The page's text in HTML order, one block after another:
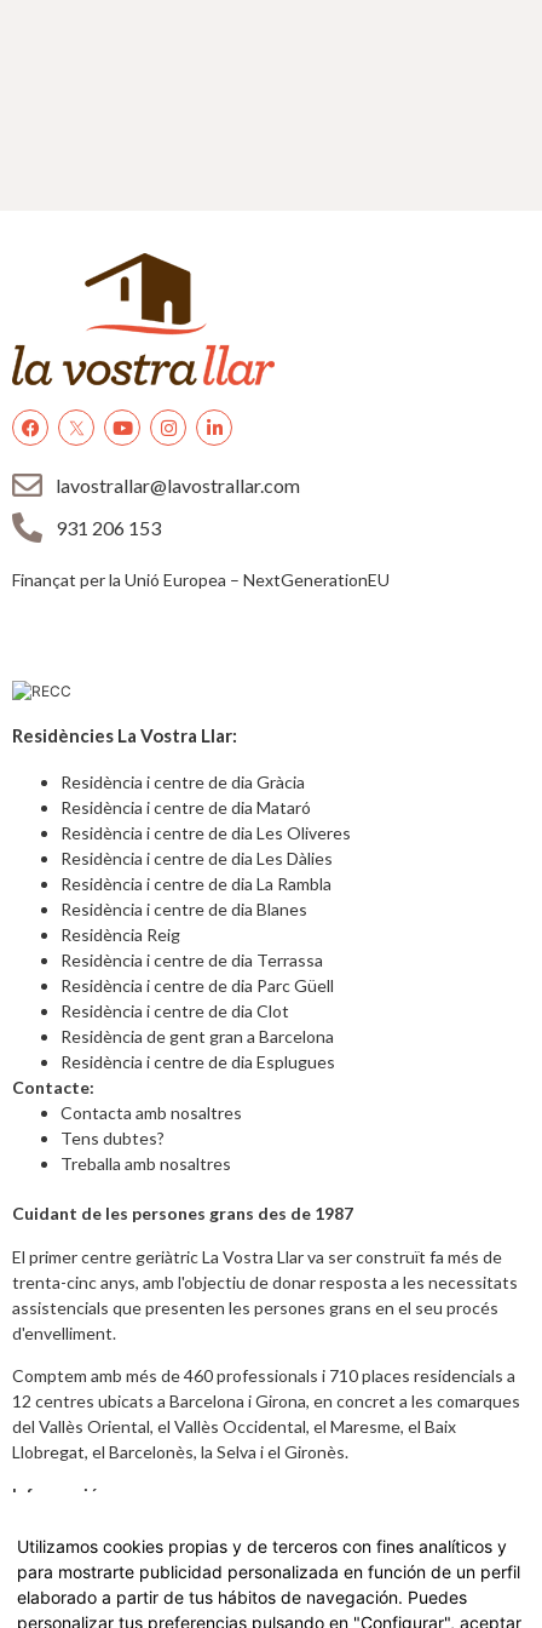
lavostrallar@lavostrallar.com
931 206 153
Finançat per la Unió Europea – NextGenerationEU
Residències La Vostra Llar:
Residència i centre de dia Gràcia
Residència i centre de dia Mataró
Residència i centre de dia Les Oliveres
Residència i centre de dia Les Dàlies
Residència i centre de dia La Rambla
Residència i centre de dia Blanes
Residència Reig
Residència i centre de dia Terrassa
Residència i centre de dia Parc Güell
Residència i centre de dia Clot
Residència de gent gran a Barcelona
Residència i centre de dia Esplugues
Contacte:
Contacta amb nosaltres
Tens dubtes?
Treballa amb nosaltres
Cuidant de les persones grans des de 1987
El primer centre geriàtric La Vostra Llar va ser construït fa més de
trenta-cinc anys, amb l'objectiu de donar resposta a les necessitats
assistencials que presenten les persones grans en el seu procés
d'envelliment.
Comptem amb més de 460 professionals i 710 places residencials a
12 centres ubicats a Barcelona i Girona, en concret a les comarques
del Vallès Oriental, el Vallès Occidental, el Maresme, el Baix
Llobregat, el Barcelonès, la Selva i el Gironès.
Informació
Avís legal Política de Privacitat i dades
Carta de Serveis
Accedeix a la nostra Carta de Serveis fentclick aquí.
Utilizamos cookies propias y de terceros con fines analíticos y
para mostrarte publicidad personalizada en función de un perfil
elaborado a partir de tus hábitos de navegación. Puedes
personalizar tus preferencias pulsando en "Configurar", aceptar